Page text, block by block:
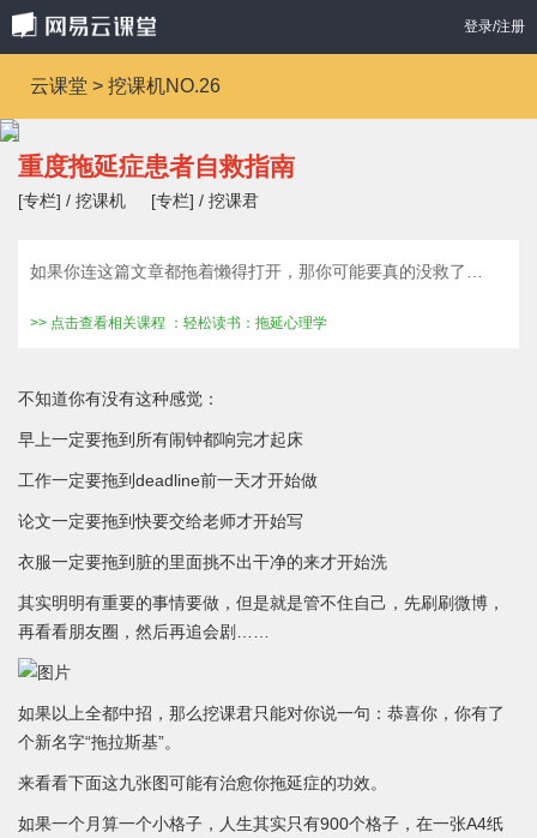
登录/注册
云课堂 > 挖课机NO.26
重度拖延症患者自救指南
[专栏] / 挖课机 [专栏] / 挖课君
如果你连这篇文章都拖着懒得打开，那你可能要真的没救了…
>> 点击查看相关课程 ：轻松读书：拖延心理学
不知道你有没有这种感觉：
早上一定要拖到所有闹钟都响完才起床
工作一定要拖到deadline前一天才开始做
论文一定要拖到快要交给老师才开始写
衣服一定要拖到脏的里面挑不出干净的来才开始洗
其实明明有重要的事情要做，但是就是管不住自己，先刷刷微博，
再看看朋友圈，然后再追会剧……
如果以上全都中招，那么挖课君只能对你说一句：恭喜你，你有了
个新名字“拖拉斯基”。
来看看下面这九张图可能有治愈你拖延症的功效。
如果一个月算一个小格子，人生其实只有900个格子，在一张A4纸